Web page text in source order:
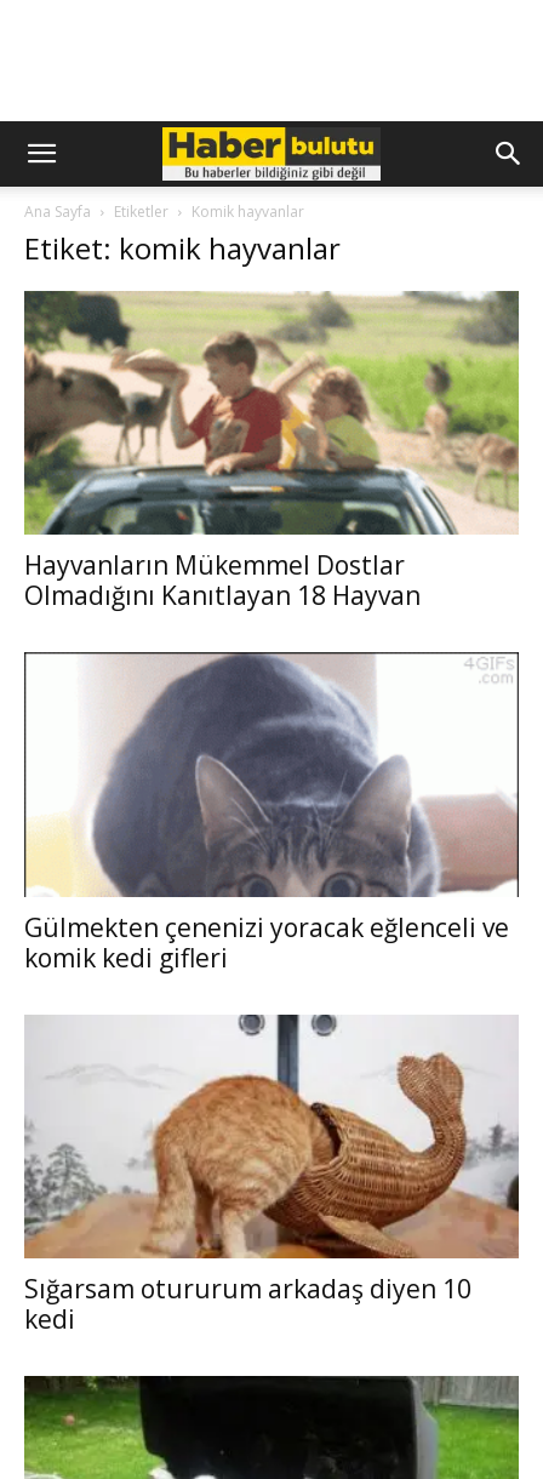
Ana Sayfa Etiketler Komik hayvanlar
Etiket: komik hayvanlar
Hayvanların Mükemmel Dostlar
Olmadığını Kanıtlayan 18 Hayvan
Gülmekten çenenizi yoracak eğlenceli ve
komik kedi gifleri
Sığarsam otururum arkadaş diyen 10
kedi